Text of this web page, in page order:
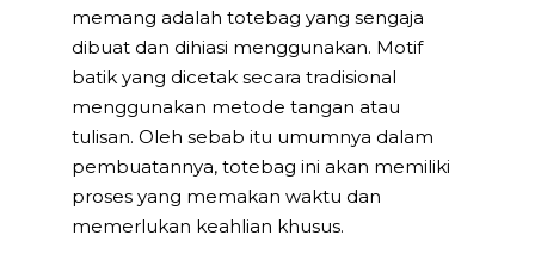
memang adalah totebag yang sengaja
dibuat dan dihiasi menggunakan. Motif
batik yang dicetak secara tradisional
menggunakan metode tangan atau
tulisan. Oleh sebab itu umumnya dalam
pembuatannya, totebag ini akan memiliki
proses yang memakan waktu dan
memerlukan keahlian khusus.